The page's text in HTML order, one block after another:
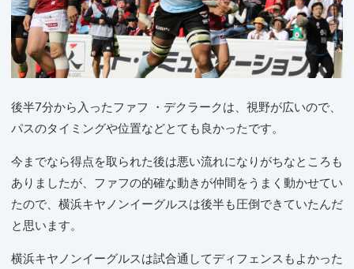
後半7分から入ったファフ ・デクラークは、視野が広いので、
パスのタイミングや位置などとても良かったです。
今までなら得点を取られた後は悪い流れになりがちなところも
ありましたが、ファフの的確な動きが仲間をうまく動かせてい
たので、横浜キヤノンイーグルスは後半も圧倒できていたんだ
と思います。
横浜キヤノンイーグルスは試合通してディフェンスもよかった